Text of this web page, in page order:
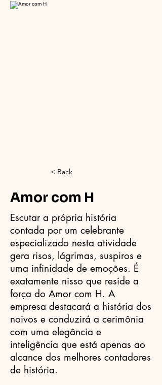
< Back
Amor com H
Escutar a própria história
contada por um celebrante
especializado nesta atividade
gera risos, lágrimas, suspiros e
uma infinidade de emoções. É
exatamente nisso que reside a
força do Amor com H. A
empresa destacará a história dos
noivos e conduzirá a cerimônia
com uma elegância e
inteligência que está apenas ao
alcance dos melhores contadores
de história.